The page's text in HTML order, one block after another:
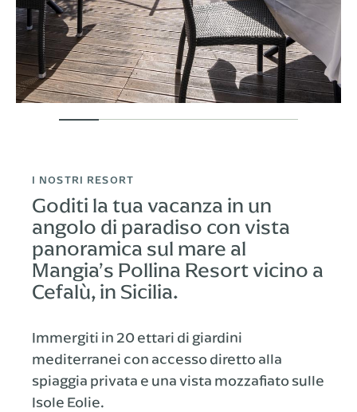
I NOSTRI RESORT
Goditi la tua vacanza in un
angolo di paradiso con vista
panoramica sul mare al
Mangia’s Pollina Resort vicino a
Cefalù, in Sicilia.
Immergiti in 20 ettari di giardini
mediterranei con accesso diretto alla
spiaggia privata e una vista mozzafiato sulle
Isole Eolie.